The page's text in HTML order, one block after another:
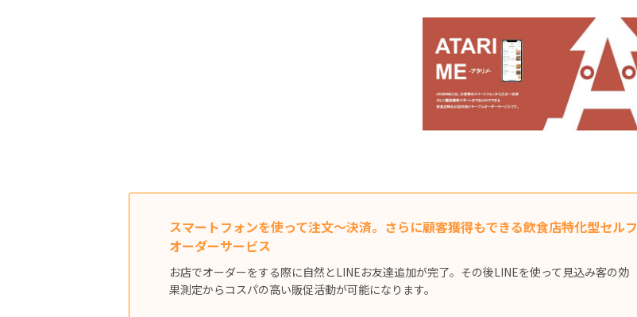
スマートフォンを使って注文〜決済。さらに顧客獲得もできる飲食店特化型セルフ
オーダーサービス
お店でオーダーをする際に自然とLINEお友達追加が完了。その後LINEを使って見込み客の効
果測定からコスパの高い販促活動が可能になります。